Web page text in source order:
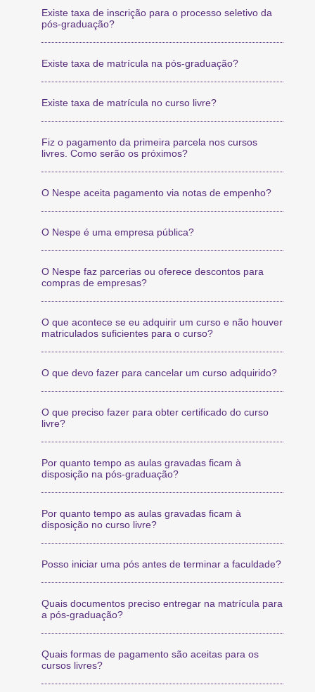
Existe taxa de inscrição para o processo seletivo da
pós-graduação?
Existe taxa de matrícula na pós-graduação?
Existe taxa de matrícula no curso livre?
Fiz o pagamento da primeira parcela nos cursos
livres. Como serão os próximos?
O Nespe aceita pagamento via notas de empenho?
O Nespe é uma empresa pública?
O Nespe faz parcerias ou oferece descontos para
compras de empresas?
O que acontece se eu adquirir um curso e não houver
matriculados suficientes para o curso?
O que devo fazer para cancelar um curso adquirido?
O que preciso fazer para obter certificado do curso
livre?
Por quanto tempo as aulas gravadas ficam à
disposição na pós-graduação?
Por quanto tempo as aulas gravadas ficam à
disposição no curso livre?
Posso iniciar uma pós antes de terminar a faculdade?
Quais documentos preciso entregar na matrícula para
a pós-graduação?
Quais formas de pagamento são aceitas para os
cursos livres?